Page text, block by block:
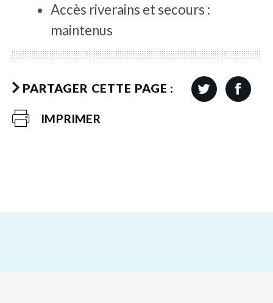
Accès riverains et secours :
maintenus
PARTAGER CETTE PAGE :
IMPRIMER